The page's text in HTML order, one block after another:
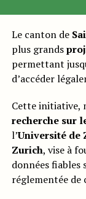
Le canton de
plus grands
permettant
d’accéder
Cette initiative,
recherche sur
l’Université de
Zurich, vise à
données fiables
réglementée de